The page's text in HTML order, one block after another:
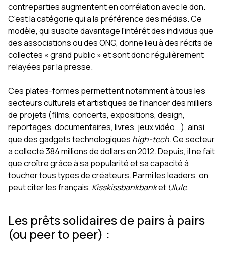
contreparties augmentent en corrélation avec le don.
C'est la catégorie qui a la préférence des médias. Ce
modèle, qui suscite davantage l'intérêt des individus que
des associations ou des ONG, donne lieu à des récits de
collectes « grand public » et sont donc régulièrement
relayées par la presse.
Ces plates-formes permettent notamment à tous les
secteurs culturels et artistiques de financer des milliers
de projets (films, concerts, expositions, design,
reportages, documentaires, livres, jeux vidéo...), ainsi
que des gadgets technologiques high-tech. Ce secteur
a collecté 384 millions de dollars en 2012. Depuis, il ne fait
que croître grâce à sa popularité et sa capacité à
toucher tous types de créateurs. Parmi les leaders, on
peut citer les français, Kisskissbankbanket Ulule.
Les prêts solidaires de pairs à pairs
(ou peer to peer) :